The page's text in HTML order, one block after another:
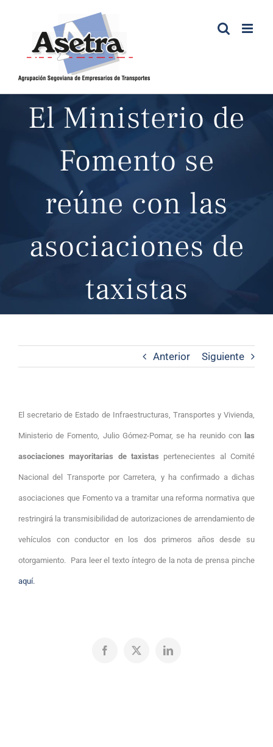
contenido
El Ministerio de
Fomento se
reúne con las
asociaciones de
taxistas
Anterior Siguiente
El secretario de Estado de Infraestructuras, Transportes y Vivienda,
Ministerio de Fomento, Julio Gómez-Pomar, se ha reunido con las
asociaciones mayoritarias de taxistas pertenecientes al Comité
Nacional del Transporte por Carretera, y ha confirmado a dichas
asociaciones que Fomento va a tramitar una reforma normativa que
restringirá la transmisibilidad de autorizaciones de arrendamiento de
vehículos con conductor en los dos primeros años desde su
otorgamiento. Para leer el texto íntegro de la nota de prensa pinche
aquí.
Facebook
X LinkedIn